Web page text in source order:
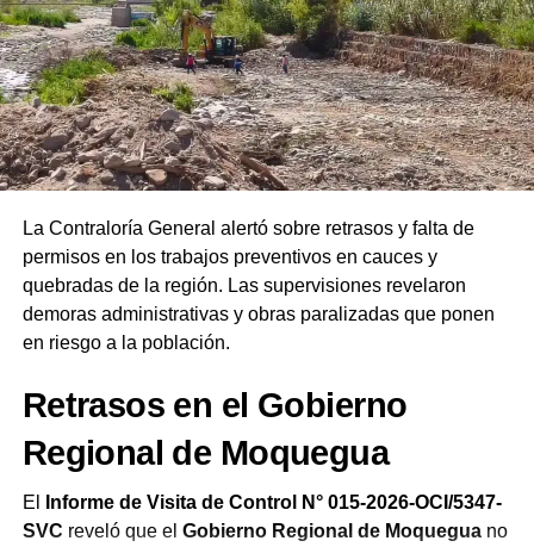
Asimismo, al evaluar la coyuntura política nacional y la
instalación de los representantes en elCongreso y el
Ejecutivo, el líder instó a la ciudadanía a interceder por
las autoridades salientes y entrantes. Finalmente,
remarcó que las Asambleas de Dios del Perú celebran su
19.ª Confraternidad Regional en Ilo reafirmando el
compromiso de la iglesia de orar constantemente por el
bienestar del país.
La Contraloría General alertó sobre retrasos y falta de
permisos en los trabajos preventivos en cauces y
quebradas de la región. Las supervisiones revelaron
demoras administrativas y obras paralizadas que ponen
en riesgo a la población.
Retrasos en el Gobierno
Regional de Moquegua
El
Informe de Visita de Control N° 015-2026-OCI/5347-
SVC reveló que el Gobierno Regional de Moqueguano